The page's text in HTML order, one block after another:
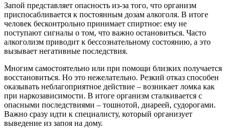
Запой представляет опасность из-за того, что организм
приспосабливается к постоянным дозам алкоголя. В итоге
человек бесконтрольно принимает спиртное: ему не
поступают сигналы о том, что важно остановиться. Часто
алкоголизм приводит к бессознательному состоянию, а это
вызывает негативные последствия.
Многим самостоятельно или при помощи близких получается
восстановиться. Но это нежелательно. Резкий отказ способен
оказывать неблагоприятное действие – возникает ломка как
при наркозависимости. В итоге организм сталкивается с
опасными последствиями – тошнотой, диареей, судорогами.
Важно сразу идти к специалисту, который организует
выведение из запоя на дому.